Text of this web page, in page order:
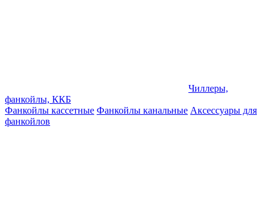
Чиллеры,
фанкойлы, ККБ
Фанкойлы кассетные Фанкойлы канальные Аксессуары для
фанкойлов